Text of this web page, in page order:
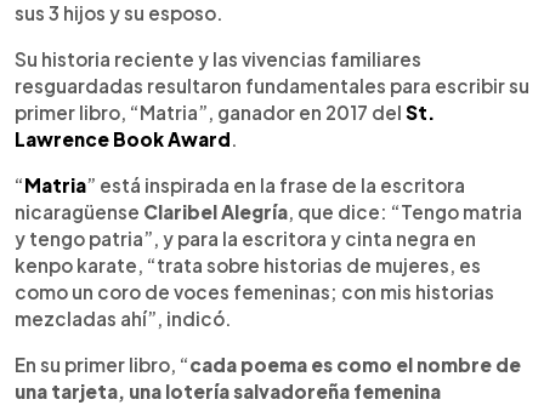
sus 3 hijos y su esposo.
Su historia reciente y las vivencias familiares
resguardadas resultaron fundamentales para escribir su
primer libro, “Matria”, ganador en 2017 del St.
Lawrence Book Award.
“Matria” está inspirada en la frase de la escritora
nicaragüense Claribel Alegría, que dice: “Tengo matria
y tengo patria”, y para la escritora y cinta negra en
kenpo karate, “trata sobre historias de mujeres, es
como un coro de voces femeninas; con mis historias
mezcladas ahí”, indicó.
En su primer libro, “cada poema es como el nombre de
una tarjeta, una lotería salvadoreña femenina